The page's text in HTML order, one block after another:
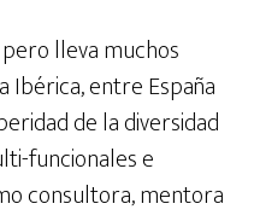
pero lleva muchos
Ibérica, entre España
de la diversidad
funcionales e
consultora, mentora